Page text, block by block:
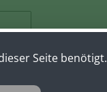
Seite benötigt.